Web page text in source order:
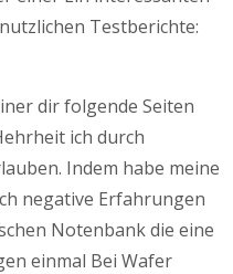
Testberichte:
dir folgende Seiten
ich durch
Indem habe meine
negative Erfahrungen
Notenbank die eine
einmal Bei Wafer